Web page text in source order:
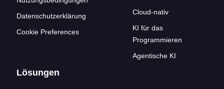
Datenschutzerklärung
Cookie Preferences
Cloud-nativ
KI für das
Programmieren
Agentische KI
Lösungen